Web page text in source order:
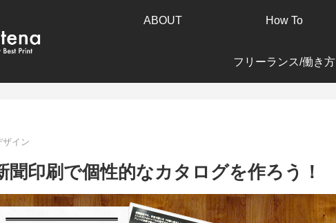
ABOUT How To
フリーランス/働き方
ザイン
聞印刷で個性的なカタログを作ろう！